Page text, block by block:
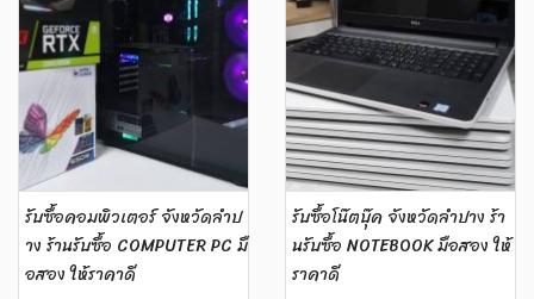
รับซื้อคอมพิวเตอร์ จังหวัดลำป
าง ร้านรับซื้อ COMPUTER PC มื
อสอง ให้ราคาดี
รับซื้อโน๊ตบุ๊ค จังหวัดลำปาง ร้า
นรับซื้อ NOTEBOOK มือสอง ให้
ราคาดี